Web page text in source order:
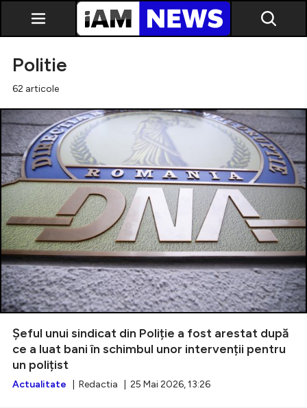
Exclusiv
Politie
62 articole
Șeful unui sindicat din Poliție a fost arestat după
ce a luat bani în schimbul unor intervenții pentru
un polițist
Actualitate | Redactia | 25 Mai 2026, 13:26